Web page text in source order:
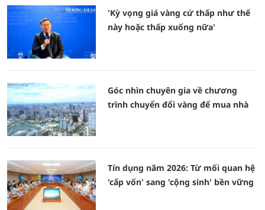
'Kỳ vọng giá vàng cứ thấp như thế
này hoặc thấp xuống nữa'
Góc nhìn chuyên gia về chương
trình chuyển đổi vàng để mua nhà
Tín dụng năm 2026: Từ mối quan hệ
'cấp vốn' sang 'cộng sinh' bền vững